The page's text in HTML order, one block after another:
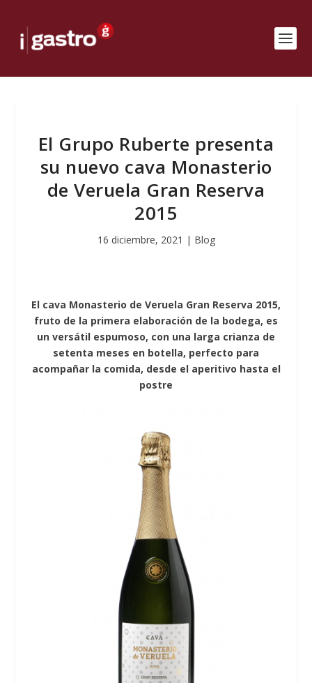
El Grupo Ruberte presenta
su nuevo cava Monasterio
de Veruela Gran Reserva
2015
16 diciembre, 2021 | Blog
El cava Monasterio de Veruela Gran Reserva 2015,
fruto de la primera elaboración de la bodega, es
un versátil espumoso, con una larga crianza de
setenta meses en botella, perfecto para
acompañar la comida, desde el aperitivo hasta el
postre